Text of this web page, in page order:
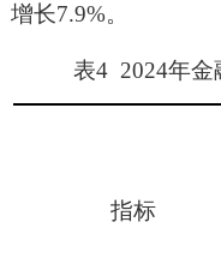
增长7.9%。
表4 2024年金
指标